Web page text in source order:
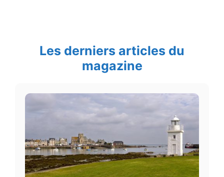
Les derniers articles du
magazine